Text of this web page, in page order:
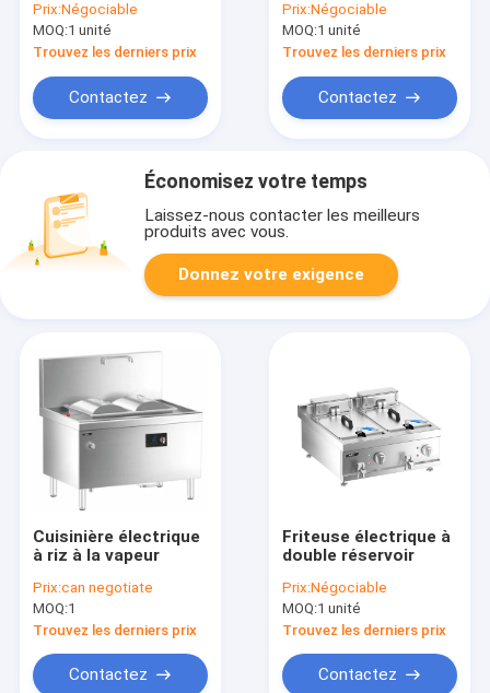
Prix:Négociable
MOQ:1 unité
Trouvez les derniers prix
Contactez
réservoir avec
armoire
Prix:Négociable
MOQ:1 unité
Trouvez les derniers prix
Contactez
Économisez votre temps
Laissez-nous contacter les meilleurs
produits avec vous.
Donnez votre exigence
Cuisinière électrique
à riz à la vapeur
Prix:can negotiate
MOQ:1
Trouvez les derniers prix
Contactez
Friteuse électrique à
double réservoir
Prix:Négociable
MOQ:1 unité
Trouvez les derniers prix
Contactez